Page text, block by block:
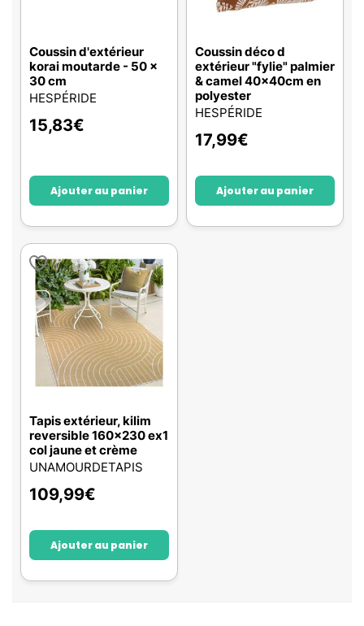
Coussin d'extérieur
korai moutarde - 50 x
30 cm
HESPÉRIDE
15,83€
Ajouter au panier
Coussin déco d
extérieur "fylie" palmier
& camel 40x40cm en
polyester
HESPÉRIDE
17,99€
Ajouter au panier
Tapis extérieur, kilim
reversible 160x230 ex1
col jaune et crème
UNAMOURDETAPIS
109,99€
Ajouter au panier